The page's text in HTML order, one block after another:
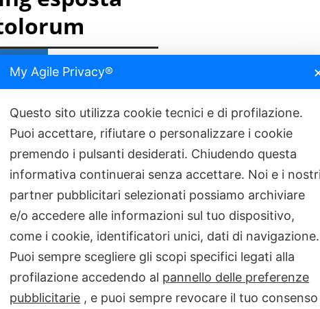
presente
GIUGNO
amanti delle due ruote e i tifosi
un’esperienza emozionante!
moto Aprilia che partecipa al
sarà in mostra all’Ospedale
Laziale.
simbolo della passione e
nel mondo delle corse, sarà
da vicino la tecnologia e il
dei circuiti di tutto il
è stato indetto un contest
My Agile Privacy®
Questo sito utilizza cookie tecnici e di profilazione.
Puoi accettare, rifiutare o personalizzare i cookie
premendo i pulsanti desiderati. Chiudendo questa
informativa continuerai senza accettare. Noi e i
partner pubblicitari selezionati possiamo archiviare
e/o accedere alle informazioni sul tuo dispositivo,
come i cookie, identificatori unici, dati di navigazione.
Puoi sempre scegliere gli scopi specifici legati alla
profilazione accedendo al pannello delle preferenze
pubblicitarie , e puoi sempre revocare il tuo consenso